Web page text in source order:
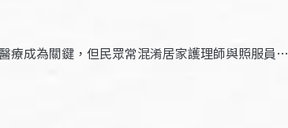
療成為關鍵，但民眾常混淆居家護理師與照服員…